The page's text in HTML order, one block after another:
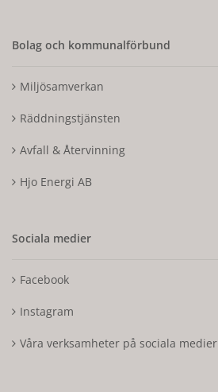
Bolag och kommunalförbund
Miljösamverkan
Räddningstjänsten
Avfall & Återvinning
Hjo Energi AB
Sociala medier
Facebook
Instagram
Våra verksamheter på sociala medier